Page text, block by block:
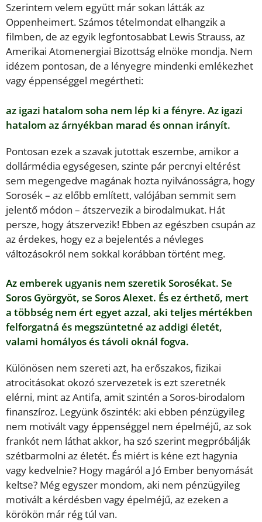
Szerintem velem együtt már sokan látták az
Oppenheimert. Számos tételmondat elhangzik a
filmben, de az egyik legfontosabbat Lewis Strauss, az
Amerikai Atomenergiai Bizottság elnöke mondja. Nem
idézem pontosan, de a lényegre mindenki emlékezhet
vagy éppenséggel megértheti:
az igazi hatalom soha nem lép ki a fényre. Az igazi
hatalom az árnyékban marad és onnan irányít.
Pontosan ezek a szavak jutottak eszembe, amikor a
dollármédia egységesen, szinte pár percnyi eltérést
sem megengedve magának hozta nyilvánosságra, hogy
Sorosék – az előbb említett, valójában semmit sem
jelentő módon – átszervezik a birodalmukat. Hát
persze, hogy átszervezik! Ebben az egészben csupán az
az érdekes, hogy ez a bejelentés a névleges
változásokról nem sokkal korábban történt meg.
Az emberek ugyanis nem szeretik Sorosékat. Se
Soros Györgyöt, se Soros Alexet. És ez érthető, mert
a többség nem ért egyet azzal, aki teljes mértékben
felforgatná és megszüntetné az addigi életét,
valami homályos és távoli oknál fogva.
Különösen nem szereti azt, ha erőszakos, fizikai
atrocitásokat okozó szervezetek is ezt szeretnék
elérni, mint az Antifa, amit szintén a Soros-birodalom
finanszíroz. Legyünk őszinték: aki ebben pénzügyileg
nem motivált vagy éppenséggel nem épelméjű, az sok
frankót nem láthat akkor, ha szó szerint megpróbálják
szétbarmolni az életét. És miért is kéne ezt hagynia
vagy kedvelnie? Hogy magáról a Jó Ember benyomását
keltse? Még egyszer mondom, aki nem pénzügyileg
motivált a kérdésben vagy épelméjű, az ezeken a
körökön már rég túl van.